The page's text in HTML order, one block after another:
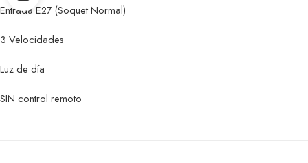
Entrada E27 (Soquet Normal)
3 Velocidades
Luz de día
SIN control remoto